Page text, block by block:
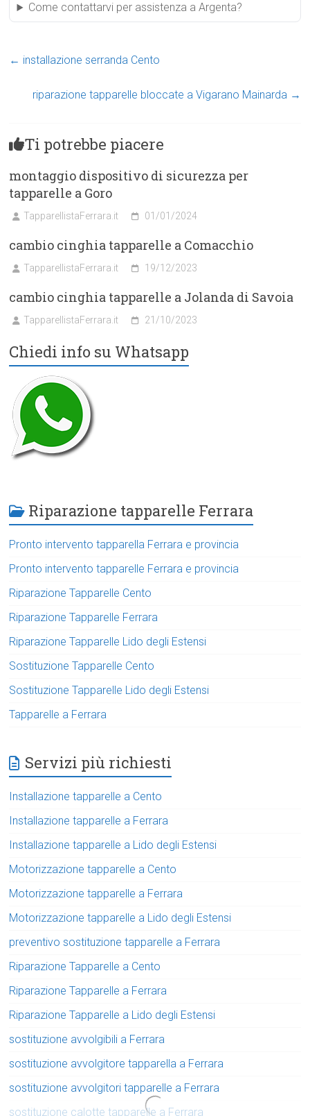
Come contattarvi per assistenza a Argenta?
← installazione serranda Cento
riparazione tapparelle bloccate a Vigarano Mainarda →
Ti potrebbe piacere
montaggio dispositivo di sicurezza per
tapparelle a Goro
TapparellistaFerrara.it 01/01/2024
cambio cinghia tapparelle a Comacchio
TapparellistaFerrara.it 19/12/2023
cambio cinghia tapparelle a Jolanda di Savoia
TapparellistaFerrara.it 21/10/2023
Chiedi info su Whatsapp
Riparazione tapparelle Ferrara
Pronto intervento tapparella Ferrara e provincia
Pronto intervento tapparelle Ferrara e provincia
Riparazione Tapparelle Cento
Riparazione Tapparelle Ferrara
Riparazione Tapparelle Lido degli Estensi
Sostituzione Tapparelle Cento
Sostituzione Tapparelle Lido degli Estensi
Tapparelle a Ferrara
Servizi più richiesti
Installazione tapparelle a Cento
Installazione tapparelle a Ferrara
Installazione tapparelle a Lido degli Estensi
Motorizzazione tapparelle a Cento
Motorizzazione tapparelle a Ferrara
Motorizzazione tapparelle a Lido degli Estensi
preventivo sostituzione tapparelle a Ferrara
Riparazione Tapparelle a Cento
Riparazione Tapparelle a Ferrara
Riparazione Tapparelle a Lido degli Estensi
sostituzione avvolgibili a Ferrara
sostituzione avvolgitore tapparella a Ferrara
sostituzione avvolgitori tapparelle a Ferrara
sostituzione calotte tapparelle a Ferrara